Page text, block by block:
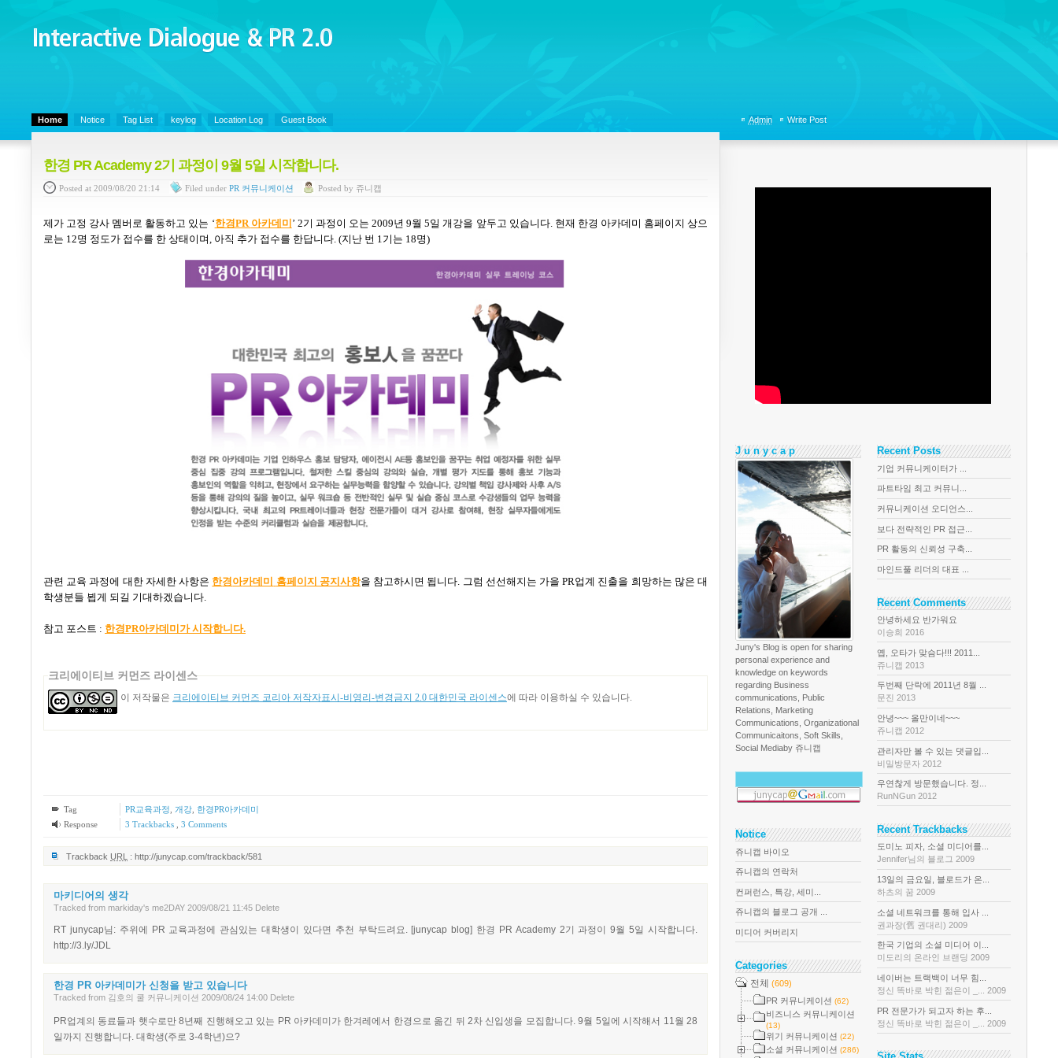
Interactive Dialogue &
PR 2.0
Home Notice Tag List keylog Location Log Guest Book
한경 PR Academy 2기 과정이 9월 5일 시작합니다.
Posted at 2009/08/20 21:14 Filed under PR 커뮤니케이션 Posted by 쥬니캡
제가 고정 강사 멤버로 활동하고 있는 ‘한경PR 아카데미 ’ 2기 과정이 오는 2009년9월 5일 개강을 앞두고 있습니다. 현재 한경 아카데미 홈페이지 상으
로는 12명 정도가 접수를 한 상태이며, 아직 추가 접수를 한답니다. (지난 번 1기는 18명)
관련 교육 과정에 대한 자세한 사항은 한경아카데미 홈페이지 공지사항을 참고하시면 됩니다 그럼 선선해지는 가을 PR업계 진출을 희망하는 많은 대
학생분들 뵙게 되길 기대하겠습니다
참고 포스트 : 한경PR아카데미가 시작합니다.
크리에이티브 커먼즈 라이센스
이 저작물은 크리에이티브 커먼즈 코리아 저작자표시-비영리-변경금지 2.0 대한민국 라이센스에 따라 이용하실 수 있습니다.
Tag PR교육과정 개강, 한경PR아카데미
Response
3 Trackbacks 3 Comments
Trackback URL : http://junycap.com/trackback/581
마키디어의 생각
Tracked from markiday's me2DAY 2009/08/21 11:45 Delete
RT junycap님: 주위에 PR 교육과정에 관심있는 대학생이 있다면 추천 부탁드려요. [junycap blog] 한경 PR Academy 2기 과정이 9월 5일 시작합니다.
http://3.ly/JDL
한경 PR 아카데미가 신청을 받고 있습니다
Tracked from 김호의 쿨 커뮤니케이션 2009/08/24 14:00 Delete
PR업계의 동료들과 햇수로만 8년째 진행해오고 있는 PR 아카데미가 한겨레에서 한경으로 옮긴 뒤 2차 신입생을 모집합니다. 9월 5일에 시작해서 11월 28
일까지 진행합니다. 대학생(주로 3-4학년)으?
Admin Write Post
J u n y c a p
Juny's Blog is open for sharing
personal experience and
knowledge on keywords
regarding Business
communications, Public
Relations, Marketing
Communications, Organizational
Communicaitons, Soft Skills,
Social Mediaby 쥬니캡
Notice
쥬니캡 바이오
쥬니캡의 연락처
컨퍼런스, 특강, 세미...
쥬니캡의 블로그 공개 ...
미디어 커버리지
Categories
전체 (609)
PR 커뮤니케이션 (62)
비즈니스 커뮤니케이션
(13)
위기 커뮤니케이션 (22)
소셜 커뮤니케이션 (286)
Recent Posts
기업 커뮤니케이터가 ...
파트타임 최고 커뮤니...
커뮤니케이션 오디언스...
보다 전략적인 PR 접근...
PR 활동의 신뢰성 구축...
마인드풀 리더의 대표 ...
Recent Comments
안녕하세요 반가워요
이승희 2016
옙, 오타가 맞슴다!!! 2011...
쥬니캡 2013
두번째 단락에 2011년 8월 ...
문진 2013
안녕~~~ 올만이네~~~
쥬니캡 2012
관리자만 볼 수 있는 댓글입...
비밀방문자 2012
우연찮게 방문했습니다. 정...
RunNGun 2012
Recent Trackbacks
도미노 피자, 소셜 미디어를...
Jennifer님의 블로그 2009
13일의 금요일, 블로드가 온...
하츠의 꿈 2009
소셜 네트워크를 통해 입사 ...
권과장(舊 권대리) 2009
한국 기업의 소셜 미디어 이...
미도리의 온라인 브랜딩 2009
네이버는 트랙백이 너무 힘...
정신 똑바로 박힌 젊은이 _... 2009
PR 전문가가 되고자 하는 후...
정신 똑바로 박힌 젊은이 _... 2009